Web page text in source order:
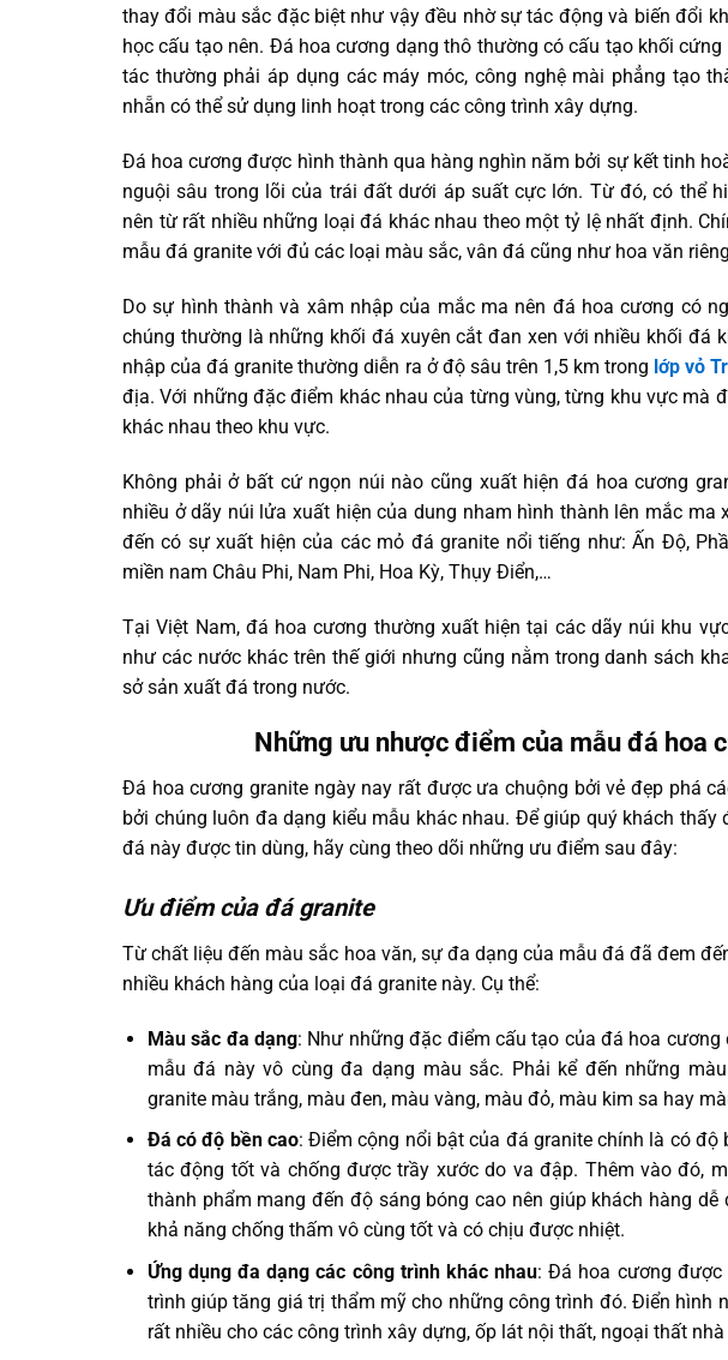
thay đổi màu sắc đặc biệt như vậy đều nhờ sự tác động và biến đổi
học cấu tạo nên. Đá hoa cương dạng thô thường có cấu tạo khối
tác thường phải áp dụng các máy móc, công nghệ mài phẳng tạo
nhẵn có thể sử dụng linh hoạt trong các công trình xây dựng.
Đá hoa cương được hình thành qua hàng nghìn năm bởi sự kết tinh
nguội sâu trong lõi của trái đất dưới áp suất cực lớn. Từ đó, có thể
nên từ rất nhiều những loại đá khác nhau theo một tỷ lệ nhất định.
mẫu đá granite với đủ các loại màu sắc, vân đá cũng như hoa văn
Do sự hình thành và xâm nhập của mắc ma nên đá hoa cương có
chúng thường là những khối đá xuyên cắt đan xen với nhiều khối đá
nhập của đá granite thường diễn ra ở độ sâu trên 1,5 km trong lớp vỏ
địa. Với những đặc điểm khác nhau của từng vùng, từng khu vực mà
khác nhau theo khu vực.
Không phải ở bất cứ ngọn núi nào cũng xuất hiện đá hoa cương
nhiều ở dãy núi lửa xuất hiện của dung nham hình thành lên mắc ma
đến có sự xuất hiện của các mỏ đá granite nổi tiếng như: Ấn Độ,
miền nam Châu Phi, Nam Phi, Hoa Kỳ, Thụy Điển,…
Tại Việt Nam, đá hoa cương thường xuất hiện tại các dãy núi khu
như các nước khác trên thế giới nhưng cũng nằm trong danh sách
sở sản xuất đá trong nước.
Những ưu nhược điểm của mẫu đá hoa
Đá hoa cương granite ngày nay rất được ưa chuộng bởi vẻ đẹp phá
bởi chúng luôn đa dạng kiểu mẫu khác nhau. Để giúp quý khách
đá này được tin dùng, hãy cùng theo dõi những ưu điểm sau đây:
Ưu điểm của đá granite
Từ chất liệu đến màu sắc hoa văn, sự đa dạng của mẫu đá đã đem
nhiều khách hàng của loại đá granite này. Cụ thể:
Màu sắc đa dạng: Như những đặc điểm cấu tạo của đá hoa
mẫu đá này vô cùng đa dạng màu sắc. Phải kể đến những
granite màu trắng, màu đen, màu vàng, màu đỏ, màu kim sa hay
Đá có độ bền cao: Điểm cộng nổi bật của đá granite chính là có độ
tác động tốt và chống được trầy xước do va đập. Thêm vào đó,
thành phẩm mang đến độ sáng bóng cao nên giúp khách hàng dễ
khả năng chống thấm vô cùng tốt và có chịu được nhiệt.
Ứng dụng đa dạng các công trình khác nhau: Đá hoa cương được
trình giúp tăng giá trị thẩm mỹ cho những công trình đó. Điển hình
rất nhiều cho các công trình xây dựng, ốp lát nội thất, ngoại thất